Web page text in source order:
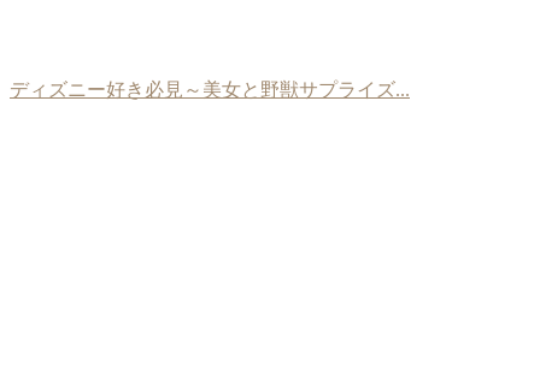
ディズニー好き必見～美女と野獣サプライズ...